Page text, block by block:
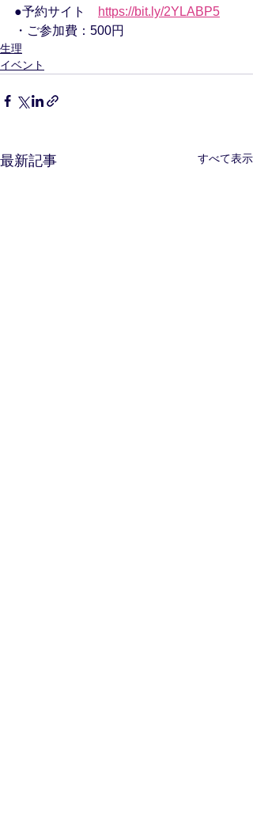
●予約サイト
https://bit.ly/2YLABP5
・ご参加費：500円
生理
イベント
最新記事 すべて表示